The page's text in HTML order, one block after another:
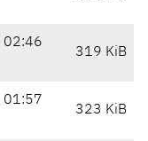
319 KiB
323 KiB